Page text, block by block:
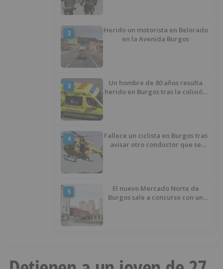
2
Herido un motorista en Belorado
en la Avenida Burgos
3
Un hombre de 80 años resulta
herido en Burgos tras la colisión
4
Fallece un ciclista en Burgos tras
avisar otro conductor que se
5
El nuevo Mercado Norte de
Burgos sale a concurso con un